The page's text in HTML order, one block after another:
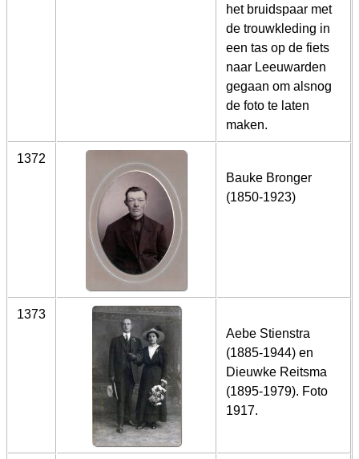
het bruidspaar met
de trouwkleding in
een tas op de fiets
naar Leeuwarden
gegaan om alsnog
de foto te laten
maken.
1372
Bauke Bronger
(1850-1923)
1373
Aebe Stienstra
(1885-1944) en
Dieuwke Reitsma
(1895-1979). Foto
1917.